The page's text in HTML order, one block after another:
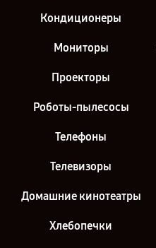
Кондиционеры
Мониторы
Проекторы
Роботы-пылесосы
Телефоны
Телевизоры
Домашние кинотеатры
Хлебопечки